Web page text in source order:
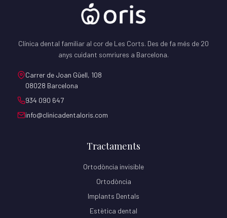
Clínica dental familiar al cor de Les Corts. Des de fa més de 20
anys cuidant somriures a Barcelona.
Carrer de Joan Güell, 108
08028 Barcelona
934 090 647
info@clinicadentaloris.com
Tractaments
Ortodòncia invisible
Ortodòncia
Implants Dentals
Estètica dental